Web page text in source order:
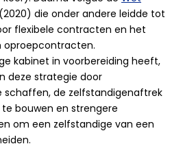
(2020) die onder andere leidde tot
flexibele contracten en het
oproepcontracten.
kabinet in voorbereiding heeft,
deze strategie door
de zelfstandigenaftrek
te bouwen en strengere
om een zelfstandige van een